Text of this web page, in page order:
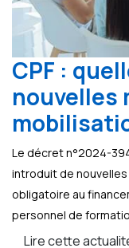
CPF :
nouvelles
Le décret n°2024-
introduit de
obligatoire au
personnel de
Lire cette